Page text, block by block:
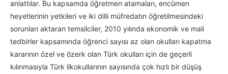
anlattılar. Bu kapsamda öğretmen atamaları, encümen
heyetlerinin yetkileri ve iki dilli müfredatın öğretilmesindeki
sorunları aktaran temsilciler, 2010 yılında ekonomik ve mali
tedbirler kapsamında öğrenci sayısı az olan okulları kapatma
kararının özel ve özerk olan Türk okulları için de geçerli
kılınmasıyla Türk ilkokullarının sayısında çok hızlı bir düşüş